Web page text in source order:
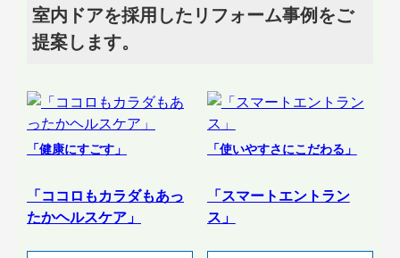
室内ドアを採用したリフォーム事例をご
提案します。
「健康にすごす」
「ココロもカラダもあっ
たかヘルスケア」
「使いやすさにこだわる」
「スマートエントラン
ス」